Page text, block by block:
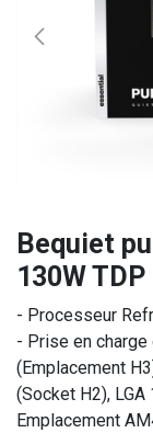
Bequiet
130W TDP
- Processeur
- Prise en
(Emplacement
(Socket H2), LGA
Emplacement